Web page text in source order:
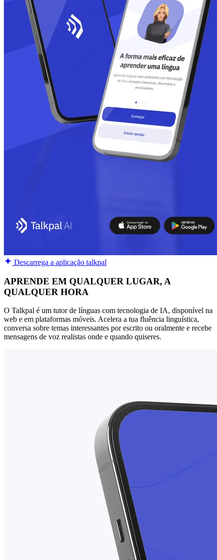
Descarrega a aplicação talkpal
APRENDE EM QUALQUER LUGAR, A
QUALQUER HORA
O Talkpal é um tutor de línguas com tecnologia de IA, disponível na
web e em plataformas móveis. Acelera a tua fluência linguística,
conversa sobre temas interessantes por escrito ou oralmente e recebe
mensagens de voz realistas onde e quando quiseres.